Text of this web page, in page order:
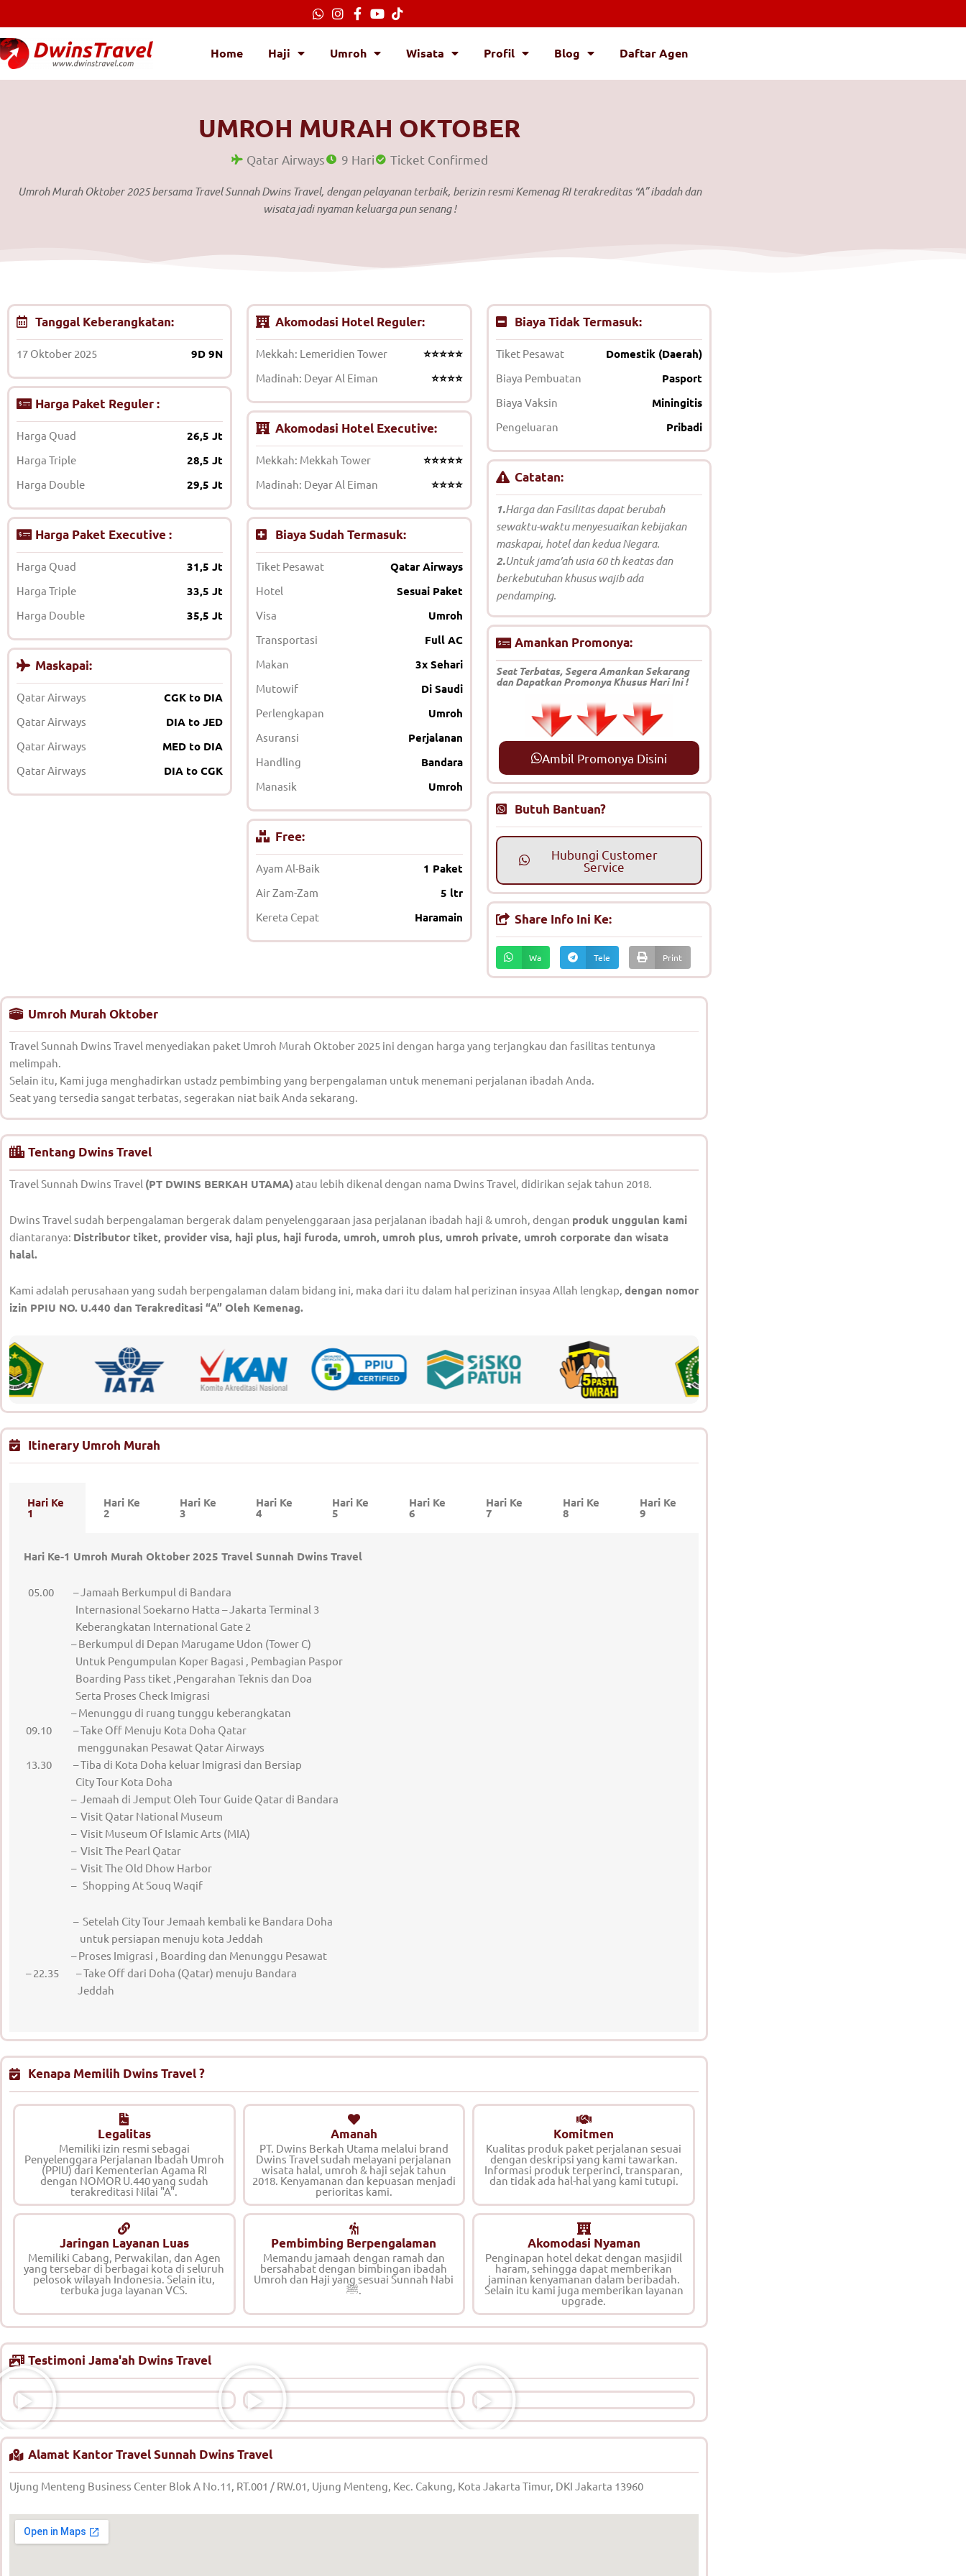
ke
konten
Home Haji Umroh Wisata Profil Blog Daftar Agen
UMROH MURAH OKTOBER
Qatar Airways 9 Hari Ticket Confirmed
Umroh Murah Oktober 2025 bersama Travel Sunnah Dwins Travel, dengan pelayanan terbaik, berizin resmi Kemenag RI terakreditas “A” ibadah dan
wisata jadi nyaman keluarga pun senang !
Tanggal Keberangkatan:
17 Oktober 2025 9D 9N
Harga Paket Reguler :
Harga Quad 26,5 Jt
Harga Triple 28,5 Jt
Harga Double 29,5 Jt
Harga Paket Executive :
Harga Quad 31,5 Jt
Harga Triple 33,5 Jt
Harga Double 35,5 Jt
Maskapai:
Qatar Airways CGK to DIA
Qatar Airways DIA to JED
Qatar Airways MED to DIA
Qatar Airways DIA to CGK
Akomodasi Hotel Reguler:
Mekkah: Lemeridien Tower ⭐⭐⭐⭐⭐
Madinah: Deyar Al Eiman ⭐⭐⭐⭐
Akomodasi Hotel Executive:
Mekkah: Mekkah Tower ⭐⭐⭐⭐⭐
Madinah: Deyar Al Eiman ⭐⭐⭐⭐
Biaya Sudah Termasuk:
Tiket Pesawat Qatar Airways
Hotel Sesuai Paket
Visa Umroh
Transportasi Full AC
Makan 3x Sehari
Mutowif Di Saudi
Perlengkapan Umroh
Asuransi Perjalanan
Handling Bandara
Manasik Umroh
Free:
Ayam Al-Baik 1 Paket
Air Zam-Zam 5 ltr
Kereta Cepat Haramain
Biaya Tidak Termasuk:
Tiket Pesawat Domestik (Daerah)
Biaya Pembuatan Pasport
Biaya Vaksin Miningitis
Pengeluaran Pribadi
Catatan:
1.Harga dan Fasilitas dapat berubah
sewaktu-waktu menyesuaikan kebijakan
maskapai, hotel dan kedua Negara.
2.Untuk jama’ah usia 60 th keatas dan
berkebutuhan khusus wajib ada
pendamping.
Amankan Promonya:
Seat Terbatas, Segera Amankan Sekarang
dan Dapatkan Promonya Khusus Hari Ini !
Ambil Promonya Disini
Butuh Bantuan?
Hubungi Customer
Service
Share Info Ini Ke:
Wa Tele Print
Umroh Murah Oktober
Travel Sunnah Dwins Travel menyediakan paket Umroh Murah Oktober 2025 ini dengan harga yang terjangkau dan fasilitas tentunya
melimpah.
Selain itu, Kami juga menghadirkan ustadz pembimbing yang berpengalaman untuk menemani perjalanan ibadah Anda.
Seat yang tersedia sangat terbatas, segerakan niat baik Anda sekarang.
Tentang Dwins Travel
Travel Sunnah Dwins Travel (PT DWINS BERKAH UTAMA)atau lebih dikenal dengan nama Dwins Travel, didirikan sejak tahun 2018.
Dwins Travel sudah berpengalaman bergerak dalam penyelenggaraan jasa perjalanan ibadah haji & umroh, dengan produk unggulan kami
diantaranya: Distributor tiket, provider visa, haji plus, haji furoda, umroh, umroh plus, umroh private, umroh corporate dan wisata
halal.
Kami adalah perusahaan yang sudah berpengalaman dalam bidang ini, maka dari itu dalam hal perizinan insyaa Allah lengkap, dengan nomor
izin PPIU NO. U.440 dan Terakreditasi “A” Oleh Kemenag.
Itinerary Umroh Murah
Hari Ke
1
Hari Ke
2
Hari Ke
3
Hari Ke
4
Hari Ke
5
Hari Ke
6
Hari Ke
7
Hari Ke
8
Hari Ke
9
Hari Ke-1 Umroh Murah Oktober 2025 Travel Sunnah Dwins Travel
05.00 – Jamaah Berkumpul di Bandara
Internasional Soekarno Hatta – Jakarta Terminal 3
Keberangkatan International Gate 2
– Berkumpul di Depan Marugame Udon (Tower C)
Untuk Pengumpulan Koper Bagasi , Pembagian Paspor
Boarding Pass tiket ,Pengarahan Teknis dan Doa
Serta Proses Check Imigrasi
– Menunggu di ruang tunggu keberangkatan
09.10 – Take Off Menuju Kota Doha Qatar
menggunakan Pesawat Qatar Airways
13.30 – Tiba di Kota Doha keluar Imigrasi dan Bersiap
City Tour Kota Doha
– Jemaah di Jemput Oleh Tour Guide Qatar di Bandara
– Visit Qatar National Museum
– Visit Museum Of Islamic Arts (MIA)
– Visit The Pearl Qatar
– Visit The Old Dhow Harbor
– Shopping At Souq Waqif
– Setelah City Tour Jemaah kembali ke Bandara Doha
untuk persiapan menuju kota Jeddah
– Proses Imigrasi , Boarding dan Menunggu Pesawat
– 22.35 – Take Off dari Doha (Qatar) menuju Bandara
Jeddah
Kenapa Memilih Dwins Travel ?
Legalitas
Memiliki izin resmi sebagai
Penyelenggara Perjalanan Ibadah Umroh
(PPIU) dari Kementerian Agama RI
dengan NOMOR U.440 yang sudah
terakreditasi Nilai "A".
Amanah
PT. Dwins Berkah Utama melalui brand
Dwins Travel sudah melayani perjalanan
wisata halal, umroh & haji sejak tahun
2018. Kenyamanan dan kepuasan menjadi
perioritas kami.
Komitmen
Kualitas produk paket perjalanan sesuai
dengan deskripsi yang kami tawarkan.
Informasi produk terperinci, transparan,
dan tidak ada hal-hal yang kami tutupi.
Jaringan Layanan Luas
Memiliki Cabang, Perwakilan, dan Agen
yang tersebar di berbagai kota di seluruh
pelosok wilayah Indonesia. Selain itu,
terbuka juga layanan VCS.
Pembimbing Berpengalaman
Memandu jamaah dengan ramah dan
bersahabat dengan bimbingan ibadah
Umroh dan Haji yang sesuai Sunnah Nabi
ﷺ.
Akomodasi Nyaman
Penginapan hotel dekat dengan masjidil
haram, sehingga dapat memberikan
jaminan kenyamanan dalam beribadah.
Selain itu kami juga memberikan layanan
upgrade.
Testimoni Jama'ah Dwins Travel
Alamat Kantor Travel Sunnah Dwins Travel
Ujung Menteng Business Center Blok A No.11, RT.001 / RW.01, Ujung Menteng, Kec. Cakung, Kota Jakarta Timur, DKI Jakarta 13960